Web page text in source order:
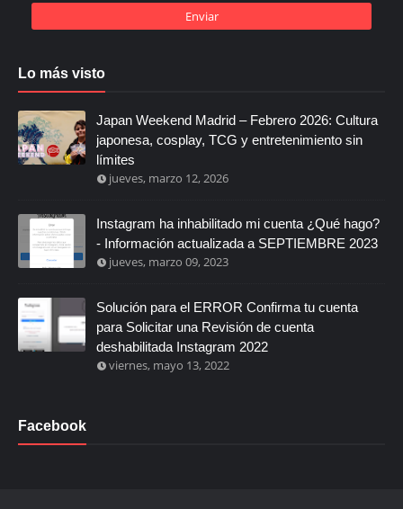
Lo más visto
Japan Weekend Madrid – Febrero 2026: Cultura
japonesa, cosplay, TCG y entretenimiento sin
límites
jueves, marzo 12, 2026
Instagram ha inhabilitado mi cuenta ¿Qué hago?
- Información actualizada a SEPTIEMBRE 2023
jueves, marzo 09, 2023
Solución para el ERROR Confirma tu cuenta
para Solicitar una Revisión de cuenta
deshabilitada Instagram 2022
viernes, mayo 13, 2022
Facebook